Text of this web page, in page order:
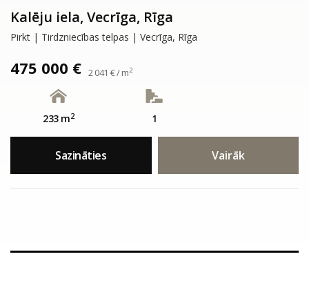
Kalēju iela, Vecrīga, Rīga
Pirkt | Tirdzniecības telpas | Vecrīga, Rīga
475 000 € 2 041 € / m2
233 m2 1
Sazināties Vairāk